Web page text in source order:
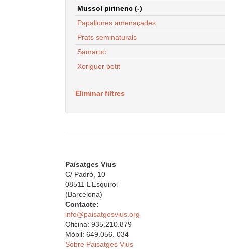
Mussol pirinenc (-)
Papallones amenaçades
Prats seminaturals
Samaruc
Xoriguer petit
Eliminar filtres
Paisatges Vius
C/ Padró, 10
08511 L’Esquirol
(Barcelona)
Contacte:
info@paisatgesvius.org
Oficina: 935.210.879
Mòbil: 649.056. 034
Sobre Paisatges Vius